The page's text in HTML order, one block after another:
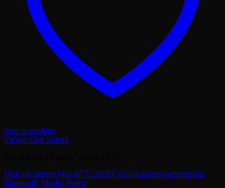
Add to wishlist
Vizualizare rapidă
Pick-up stereo Akai ATT-101BT cu difuzoare incorporate,
Bluetooth, Model Retro